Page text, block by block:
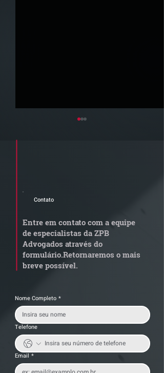
STJ admite
por penosidade e acende
alerta para
transportadoras
Contato
Entre em contato com a equipe
de especialistas da ZPB
Advogados através do
formulário.Retornaremos o mais
breve possível.
Nome Completo *
Telefone
Email *